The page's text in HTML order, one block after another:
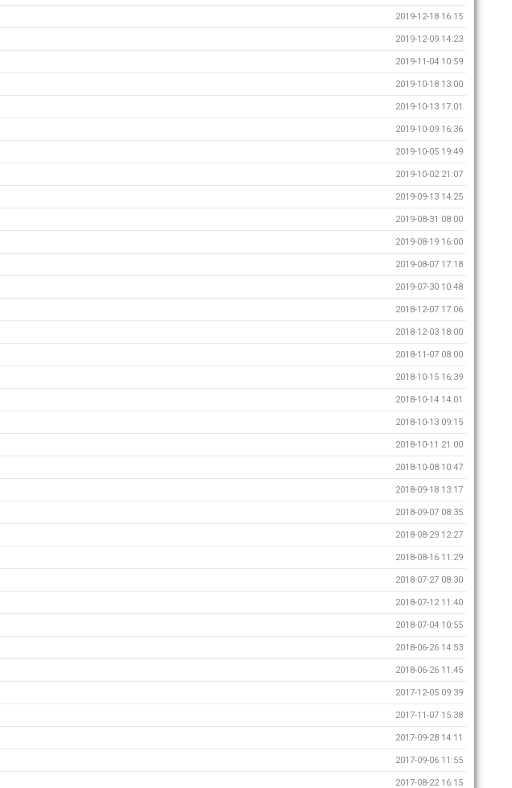
2019-12-18 16:15
2019-12-09 14:23
2019-11-04 10:59
2019-10-18 13:00
2019-10-13 17:01
2019-10-09 16:36
2019-10-05 19:49
2019-10-02 21:07
2019-09-13 14:25
2019-08-31 08:00
2019-08-19 16:00
2019-08-07 17:18
2019-07-30 10:48
2018-12-07 17:06
2018-12-03 18:00
2018-11-07 08:00
2018-10-15 16:39
2018-10-14 14:01
2018-10-13 09:15
2018-10-11 21:00
2018-10-08 10:47
2018-09-18 13:17
2018-09-07 08:35
2018-08-29 12:27
2018-08-16 11:29
2018-07-27 08:30
2018-07-12 11:40
2018-07-04 10:55
2018-06-26 14:53
2018-06-26 11:45
2017-12-05 09:39
2017-11-07 15:38
2017-09-28 14:11
2017-09-06 11:55
2017-08-22 16:15